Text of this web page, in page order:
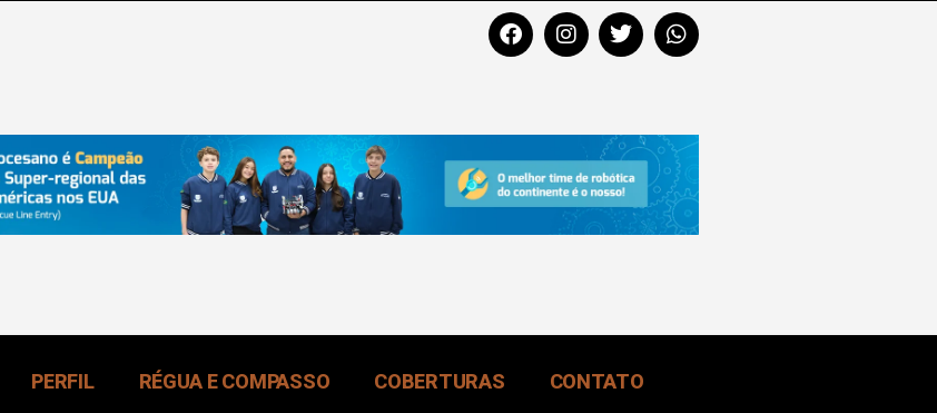
PERFIL RÉGUA E COMPASSO COBERTURAS CONTATO